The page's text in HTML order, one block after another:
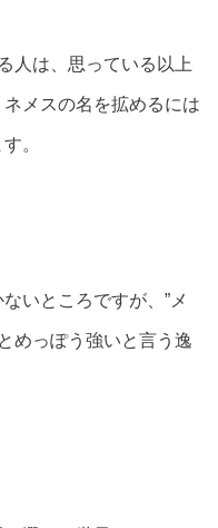
人は、思っている以上
メスの名を拡めるには
。
いところですが、”メ
めっぽう強いと言う逸